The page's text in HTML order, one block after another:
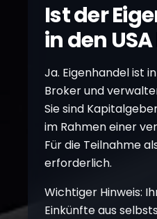
Ist der
in den
Ja. Eigenhandel ist
Broker und
Sie sind
im Rahmen einer
Für die Teilnahme
erforderlich.
Wichtiger Hinweis:
Einkünfte aus